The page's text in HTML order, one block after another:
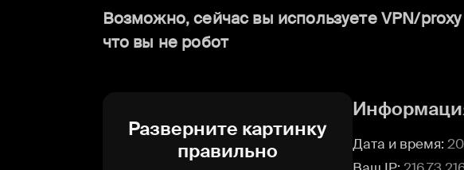
Возможно, сейчас вы используете VPN/
что вы не робот
Разверните картинку
правильно
Дата и время: